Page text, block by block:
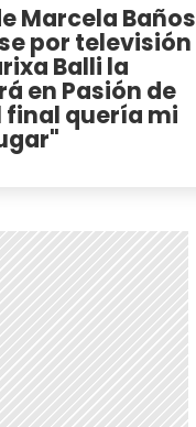
Marcela Baños
por televisión
Balli la
en Pasión de
final quería mi